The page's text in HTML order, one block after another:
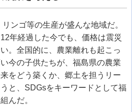
ンゴ等の生産が盛んな地域だ。
12年経過した今でも、価格は震災
。全国的に、農業離れも起こっ
今の子供たちが、福島県の農業
をどう築くか、郷土を担うリー
と、 SDGsをキーワードとして福
んだ。